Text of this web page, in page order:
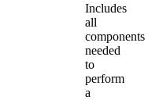
Includes
all
components
needed
to
perform
a